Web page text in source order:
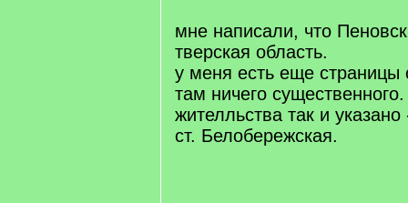
мне написали, что
тверская область.
у меня есть еще страницы
там ничего
жителльства так и
ст. Белобережская.